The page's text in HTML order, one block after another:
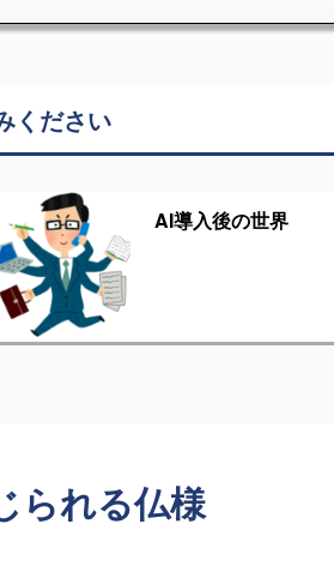
ください
AI導入後の世界
られる仏様